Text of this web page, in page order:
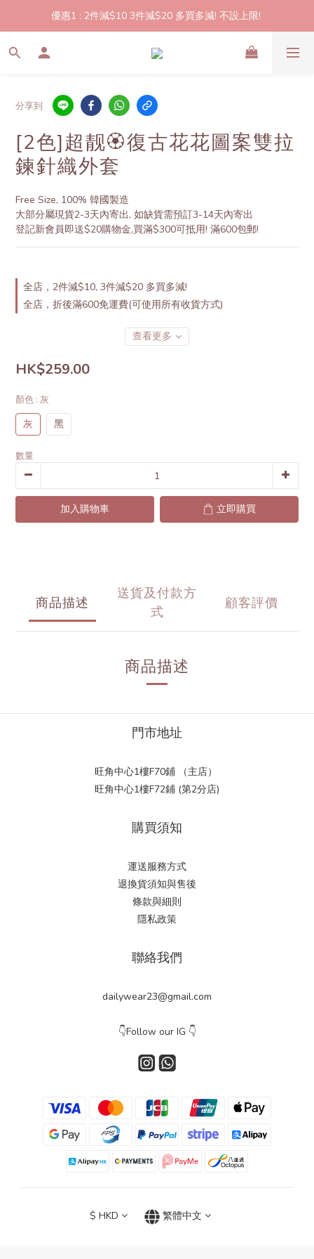
2件起包郵!(反應良好優惠期延長🎉!shop now!)
優惠1 : 2件減$10 3件減$20 多買多減! 不設上限!
優惠2: 立即登記做會員即送$20購物金,買滿$300即可使用!
分享到
[2色]超靓🏵️復古花花圖案雙拉
鍊針織外套
Free Size, 100% 韓國製造
大部分屬現貨2-3天內寄出, 如缺貨需預訂3-14天內寄出
登記新會員即送$20購物金,買滿$300可抵用! 滿600包郵!
全店，2件減$10, 3件減$20 多買多減!
全店，折後滿600免運費(可使用所有收貨方式)
查看更多
HK$259.00
顏色 : 灰
灰 黑
數量
加入購物車 立即購買
商品描述
送貨及付款方
式
顧客評價
商品描述
門市地址
旺角中心1樓F70鋪 （主店）
旺角中心1樓F72鋪 (第2分店)
購買須知
運送服務方式
退換貨須知與售後
條款與細則
隱私政策
聯絡我們
dailywear23@gmail.com
👇Follow our IG 👇
$ HKD 繁體中文